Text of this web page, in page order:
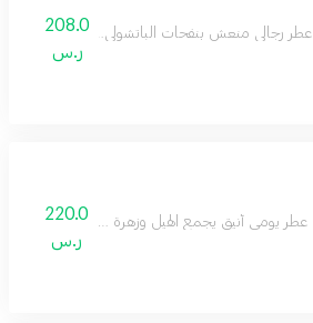
عطر رجالي منعش بنفحات الباتشولي والحمضيات وخشب
208.0
ر.س
عطر يومي أنيق يجمع الهيل وزهرة البرتقال والفلفل
220.0
ر.س